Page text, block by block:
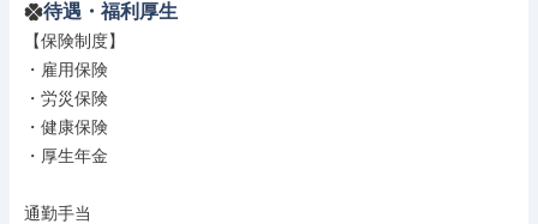
待遇・福利厚生
【保険制度】
・雇用保険
・労災保険
・健康保険
・厚生年金
通勤手当